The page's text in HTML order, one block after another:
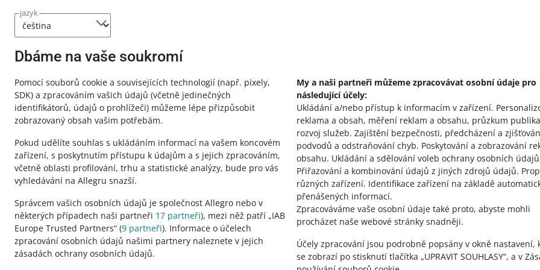
jazyk
Dbáme na vaše soukromí
Pomocí souborů cookie a souvisejících technologií (např. pixely,
SDK) a zpracováním vašich údajů (včetně jedinečných
identifikátorů, údajů o prohlížeči) můžeme lépe přizpůsobit
zobrazovaný obsah vašim potřebám.
Pokud udělíte souhlas s ukládáním informací na vašem koncovém
zařízení, s poskytnutím přístupu k údajům a s jejich zpracováním,
včetně oblasti profilování, trhu a statistické analýzy, bude pro vás
vyhledávání na Allegru snazší.
Správcem vašich osobních údajů je společnost Allegro nebo v
některých případech naši partneři 17 partneři), mezi něž patří „IAB
Europe Trusted Partners“ (9 partneři). Informace o účelech
zpracování osobních údajů našimi partnery naleznete v jejich
zásadách ochrany osobních údajů.
My a naši partneři můžeme zpracovávat osobní údaje pro
následující účely:
Ukládání a/nebo přístup k informacím v zařízení.
reklama a obsah, měření reklam a obsahu, průzkum
rozvoj služeb. Zajištění bezpečnosti, předcházení a
podvodů a odstraňování chyb. Poskytování a zobrazování
obsahu. Ukládání a sdělování voleb ochrany osobních údajů
Přiřazování a kombinování údajů z jiných zdrojů údajů.
různých zařízení. Identifikace zařízení na základě
přenášených informací.
Zpracováváme vaše osobní údaje také proto, abyste mohli
procházet naše webové stránky snadněji.
Účely zpracování jsou podrobně popsány v okně nastavení,
se zobrazí po stisknutí tlačítka „UPRAVIT SOUHLASY“, a v
o allegro.pl
čeština
English
slovenčina
o allegro.cz
polski
čeština
English
slovenčina
o
vzhled: světlý motiv